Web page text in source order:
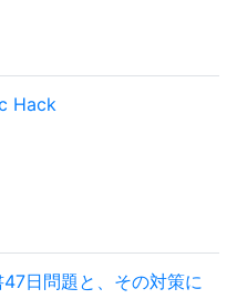
Hack
日問題と、その対策に